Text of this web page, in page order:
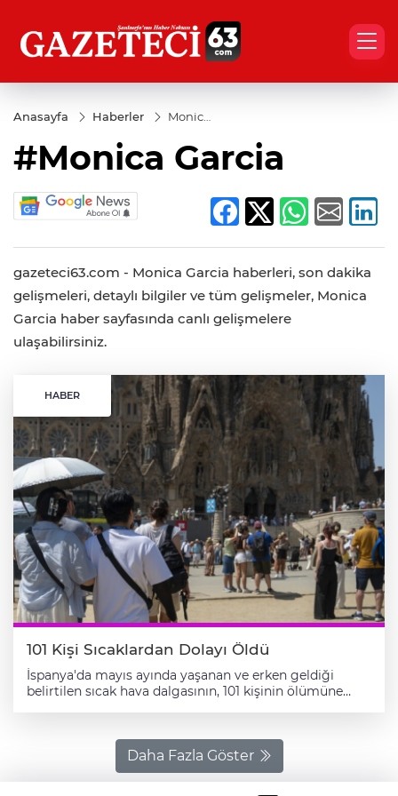
Anasayfa Haberler
Monica
#Monica Garcia
gazeteci63.com - Monica Garcia haberleri, son dakika
gelişmeleri, detaylı bilgiler ve tüm gelişmeler, Monica
Garcia haber sayfasında canlı gelişmelere
ulaşabilirsiniz.
HABER
101 Kişi Sıcaklardan Dolayı Öldü
İspanya'da mayıs ayında yaşanan ve erken geldiği
belirtilen sıcak hava dalgasının, 101 kişinin ölümüne
etkilerine karşı önleyici tedbirlerin yer aldığı ulusal
planın sunumunda konuştu. Mayıs ayında hava
sıcaklıklarının, ortalama sıcaklıkların 10 ila 15 derece
üzerinde seyrettiğini belirten Garcia, 101 kişinin aşırı
Daha Fazla Göster